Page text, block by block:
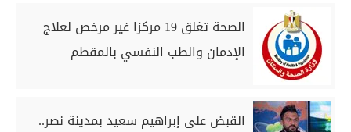
الصحة تغلق 19 مركزا غير مرخص لعلاج
الإدمان والطب النفسي بالمقطم
القبض على إبراهيم سعيد بمدينة نصر..